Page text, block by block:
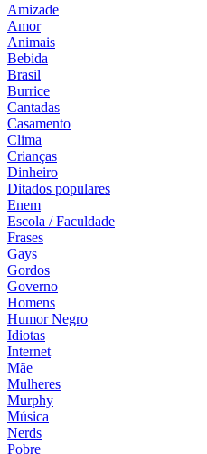
Amizade
Amor
Animais
Bebida
Brasil
Burrice
Cantadas
Casamento
Clima
Crianças
Dinheiro
Ditados populares
Enem
Escola / Faculdade
Frases
Gays
Gordos
Governo
Homens
Humor Negro
Idiotas
Internet
Mãe
Mulheres
Murphy
Música
Nerds
Pobre